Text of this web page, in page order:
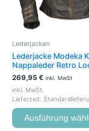
Lederjacken
Lederjacke Modeka
Nappaleder Retro
269,95 € inkl. MwSt
inkl. MwSt.
Lieferzeit:
Ausführung